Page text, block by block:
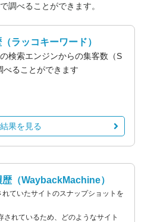
調べることができます。
（ラッコキーワード）
検索エンジンからの集客数（S
べることができます
結果を見る
歴（WaybackMachine）
ていたサイトのスナップショットを
されているため、どのようなサイト